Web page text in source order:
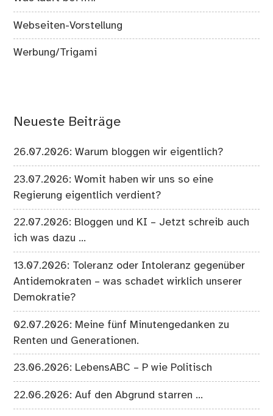
Webseiten-Vorstellung
Werbung/Trigami
Neueste Beiträge
26.07.2026: Warum bloggen wir eigentlich?
23.07.2026: Womit haben wir uns so eine
Regierung eigentlich verdient?
22.07.2026: Bloggen und KI – Jetzt schreib auch
ich was dazu …
13.07.2026: Toleranz oder Intoleranz gegenüber
Antidemokraten – was schadet wirklich unserer
Demokratie?
02.07.2026: Meine fünf Minutengedanken zu
Renten und Generationen.
23.06.2026: LebensABC – P wie Politisch
22.06.2026: Auf den Abgrund starren …